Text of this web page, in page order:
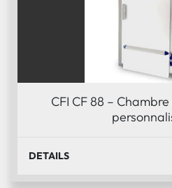
CFI CF 88 –
DETAILS